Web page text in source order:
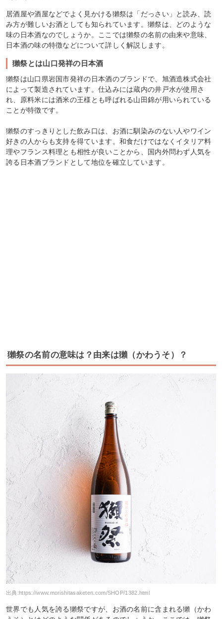
居酒屋や酒屋などでよく見かける獺祭は「だっさい」と読み、読
み方が難しいお酒としても知られています。獺祭は、どのような
味の日本酒なのでしょうか。ここでは獺祭の名前の由来や意味、
日本酒の味の特徴などについて詳しく解説します。
獺祭とは山口発祥の日本酒
獺祭は山口県岩国市発祥の日本酒のブランドで、旭酒造株式会社
によって製造されています。仕込みには蔵内の井戸水が使用さ
れ、原料米には酒米の王様とも呼ばれる山田錦が用いられている
ことが特徴です。
獺祭のすっきりとした飲み口は、お酒に馴染みのない人やワイン
好きの人からも支持を得ています。和食だけではなくイタリア料
理やフランス料理とも相性が良いことから、国内外問わず人気を
誇る日本酒ブランドとして地位を確立しています。
獺祭の名前の意味は？由来は獺（かわうそ）？
出典:https://www.morishitasaketen.com/SHOP/1382.html
世界でも人気を誇る獺祭ですが、お酒の名前に含まれる獺（かわ